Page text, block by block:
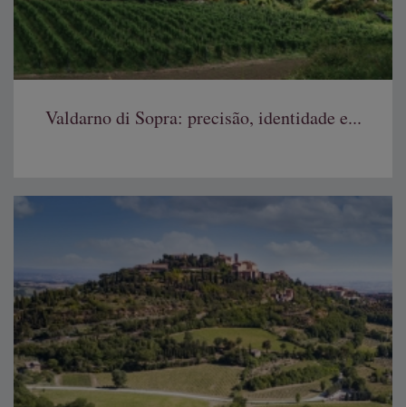
Valdarno di Sopra: precisão, identidade e...